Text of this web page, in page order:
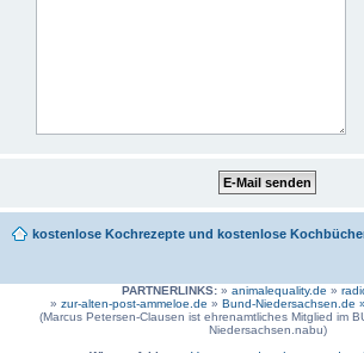
kostenlose Kochrezepte und kostenlose
PARTNERLINKS:» animalequality.de »
» zur-alten-post-ammeloe.de » Bund-Niedersachsen.de »
(Marcus Petersen-Clausen ist ehrenamtliches Mitglied im
Niedersachsen.nabu)